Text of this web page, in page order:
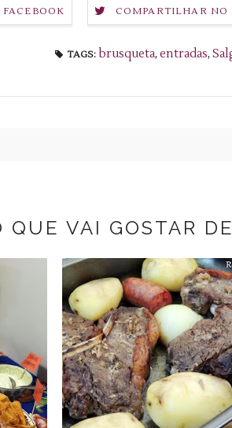
COMPARTILHAR NO
TAGS: brusqueta, entradas,
QUE VAI GOSTAR